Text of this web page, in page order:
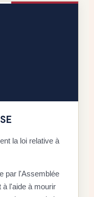
la loi relative à
par l'Assemblée
à l'aide à mourir